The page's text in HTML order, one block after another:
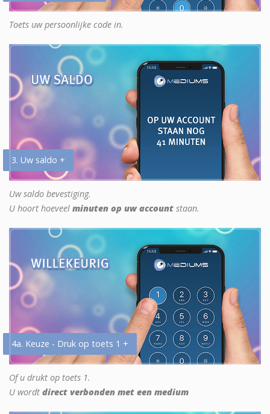
Toets uw persoonlijke code in.
3. Uw saldo +
Uw saldo bevestiging.
U hoort hoeveel minuten op uw account staan.
4a. Keuze - Druk op toets 1 +
Of u drukt op toets 1.
U wordt direct verbonden met een medium